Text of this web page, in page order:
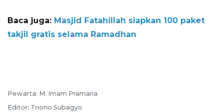
Baca juga: Masjid Fatahillah siapkan 100 paket
takjil gratis selama Ramadhan
Pewarta: M. Imam Pramana
Editor: Triono Subagyo